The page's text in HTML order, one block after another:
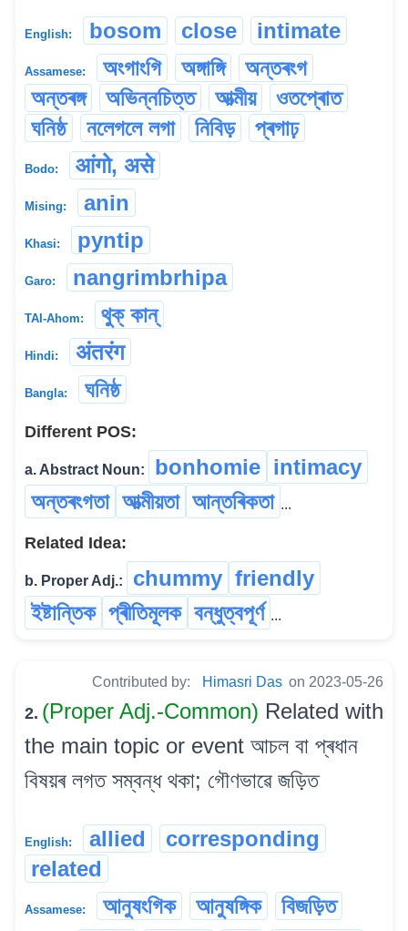
English: bosom close intimate
Assamese: অংগাংগি অঙ্গাঙ্গি
অন্তৰংগ
অন্তৰঙ্গ
অভিন্নচিত্ত আত্মীয়
ওতপ্ৰোত
ঘনিষ্ঠ
নলেগলে লগা নিবিড় প্ৰগাঢ়
Bodo: आंगो, असे
Mising: anin
Khasi: pyntip
Garo: nangrimbrhipa
TAI-Ahom: থুক্ কান্
Hindi: अंतरंग
Bangla: ঘনিষ্ঠ
Different POS:
a. Abstract Noun: bonhomie intimacy
অন্তৰংগতা আত্মীয়তা আন্তৰিকতা ...
Related Idea:
b. Proper Adj.: chummy friendly
ইষ্টান্তিক প্ৰীতিমূলক বন্ধুত্বপূৰ্ণ ...
Contributed by: Himasri Das on 2023-05-26
2. (Proper Adj.-Common) Related with
the main topic or event আচল বা প্ৰধান
বিষয়ৰ লগত সম্বন্ধ থকা; গৌণভাৱে জড়িত
English: allied
corresponding
related
Assamese: আনুষংগিক আনুষঙ্গিক
বিজড়িত